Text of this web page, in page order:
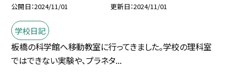
公開日 2024/11/01 更新日 2024/11/01
学校日記
板橋の科学館へ移動教室に行ってきました。学校の理科室
ではできない実験や、プラネタ...